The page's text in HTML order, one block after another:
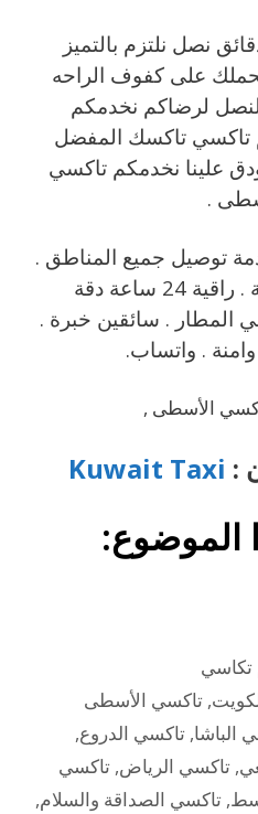
نصل نلتزم بالتميز
على كفوف الراحه
لرضاكم نخدمكم
تاكسي تاكسك المفضل
علينا نخدمكم تاكسي
.
توصيل جميع المناطق .
سيارات حديثة خدمة . راقية 24 ساعة دقة
المطار . سائقين خبرة .
. واتساب.
الأسطى ,
:
Kuwait Taxi
الموضوع:
,تاكسي الأسطى
الباشا, تاكسي الدروع,
, تاكسي الرياض, تاكسي
, تاكسي الصداقة والسلام,